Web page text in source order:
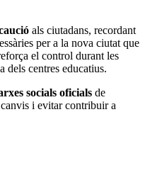
als ciutadans, recordant
per a la nova ciutat que
el control durant les
dels centres educatius.
socials oficials de
i evitar contribuir a